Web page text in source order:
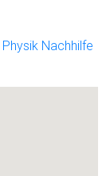
Physik Nachhilfe